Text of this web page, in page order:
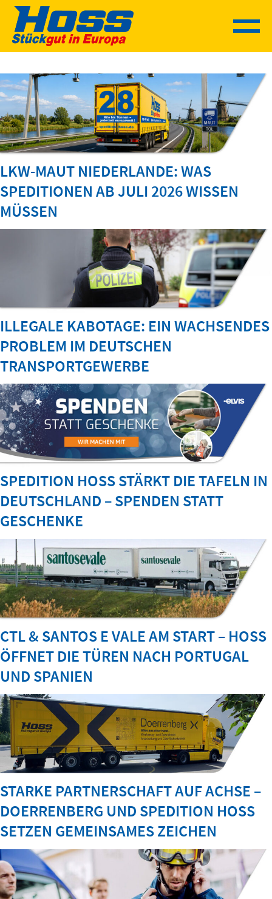
Sprung
zum
Inhalt
LKW-MAUT NIEDERLANDE: WAS
SPEDITIONEN AB JULI 2026 WISSEN
MÜSSEN
ILLEGALE KABOTAGE: EIN WACHSENDES
PROBLEM IM DEUTSCHEN
TRANSPORTGEWERBE
SPEDITION HOSS STÄRKT DIE TAFELN IN
DEUTSCHLAND – SPENDEN STATT
GESCHENKE
CTL & SANTOS E VALE AM START – HOSS
ÖFFNET DIE TÜREN NACH PORTUGAL
UND SPANIEN
STARKE PARTNERSCHAFT AUF ACHSE –
DOERRENBERG UND SPEDITION HOSS
SETZEN GEMEINSAMES ZEICHEN